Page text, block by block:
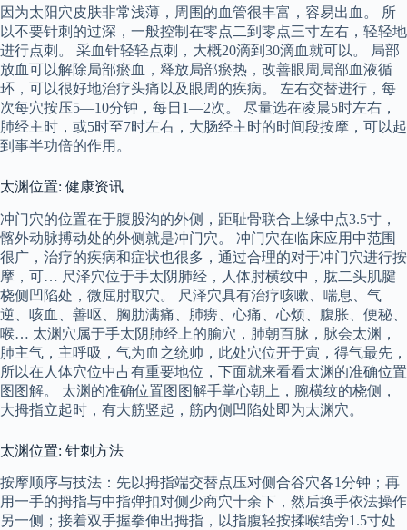
因为太阳穴皮肤非常浅薄，周围的血管很丰富，容易出血。 所
以不要针刺的过深，一般控制在零点二到零点三寸左右，轻轻地
进行点刺。 采血针轻轻点刺，大概20滴到30滴血就可以。 局部
放血可以解除局部瘀血，释放局部瘀热，改善眼周局部血液循
环，可以很好地治疗头痛以及眼周的疾病。 左右交替进行，每
次每穴按压5—10分钟，每日1—2次。 尽量选在凌晨5时左右，
肺经主时，或5时至7时左右，大肠经主时的时间段按摩，可以起
到事半功倍的作用。
太渊位置: 健康资讯
冲门穴的位置在于腹股沟的外侧，距耻骨联合上缘中点3.5寸，
髂外动脉搏动处的外侧就是冲门穴。 冲门穴在临床应用中范围
很广，治疗的疾病和症状也很多，通过合理的对于冲门穴进行按
摩，可… 尺泽穴位于手太阴肺经，人体肘横纹中，肱二头肌腱
桡侧凹陷处，微屈肘取穴。 尺泽穴具有治疗咳嗽、喘息、气
逆、咳血、善呕、胸肋满痛、肺痨、心痛、心烦、腹胀、便秘、
喉… 太渊穴属于手太阴肺经上的腧穴，肺朝百脉，脉会太渊，
肺主气，主呼吸，气为血之统帅，此处穴位开于寅，得气最先，
所以在人体穴位中占有重要地位，下面就来看看太渊的准确位置
图图解。 太渊的准确位置图图解手掌心朝上，腕横纹的桡侧，
大拇指立起时，有大筋竖起，筋内侧凹陷处即为太渊穴。
太渊位置: 针刺方法
按摩顺序与技法：先以拇指端交替点压对侧合谷穴各1分钟；再
用一手的拇指与中指弹扣对侧少商穴十余下，然后换手依法操作
另一侧；接着双手握拳伸出拇指，以指腹轻按揉喉结旁1.5寸处